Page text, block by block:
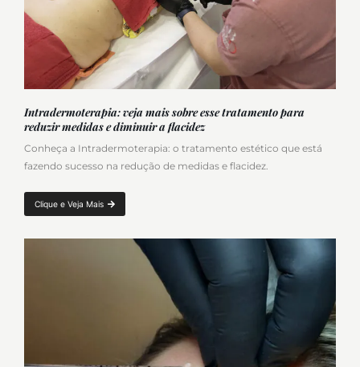
Intradermoterapia: veja mais sobre esse tratamento para
reduzir medidas e diminuir a flacidez
Conheça a Intradermoterapia: o tratamento estético que está
fazendo sucesso na redução de medidas e flacidez.
Clique e Veja Mais